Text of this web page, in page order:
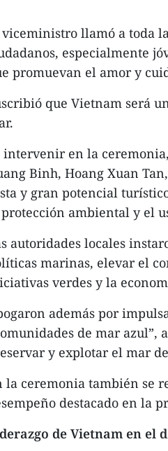
llamó a toda
especialmente
promuevan el amor y
que Vietnam será
en la
Binh, Hoang Xuan
y gran potencial
ambiental y el
autoridades locales
marinas, elevar el
verdes y la
además por
de mar
y explotar el mar
la ceremonia también se
destacado en la
de Vietnam en el